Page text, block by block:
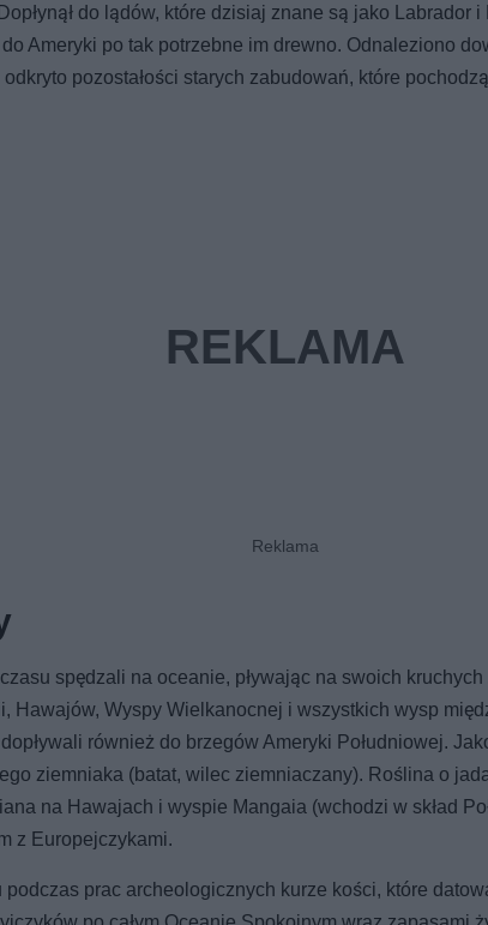
do lądów, które dzisiaj znane są jako
Ameryki po tak potrzebne im drewno. Odnaleziono
pozostałości starych zabudowań, które
spędzali na oceanie, pływając na swoich
Hawajów, Wyspy Wielkanocnej i wszystkich wysp
również do brzegów Ameryki Południowej.
ziemniaka (batat, wilec ziemniaczany). Roślina o
na Hawajach i wyspie Mangaia (wchodzi w skład
z Europejczykami.
prac archeologicznych kurze kości, które